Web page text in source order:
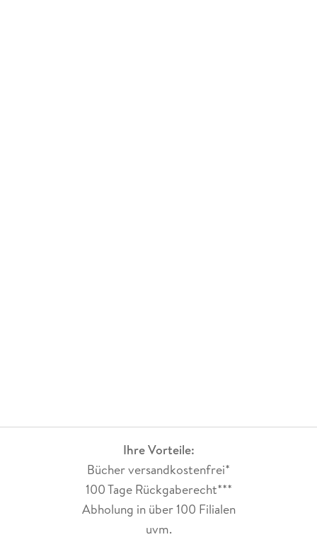
Ihre Vorteile:
Bücher versandkostenfrei*
100 Tage Rückgaberecht***
Abholung in über 100 Filialen
uvm.